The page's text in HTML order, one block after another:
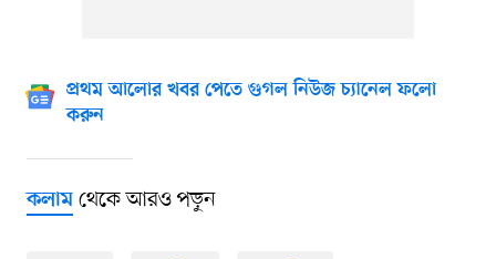
প্রথম আলোর খবর পেতে গুগল নিউজ চ্যানেল ফলো
করুন
কলামথেকে আরও পড়ুন